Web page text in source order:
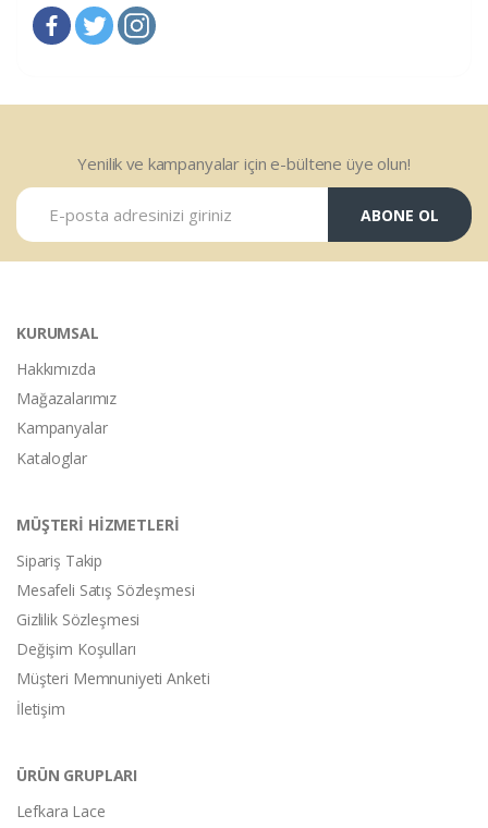
Yenilik ve kampanyalar için e-bültene üye olun!
ABONE OL
KURUMSAL
Hakkımızda
Mağazalarımız
Kampanyalar
Kataloglar
MÜŞTERİ HİZMETLERİ
Sipariş Takip
Mesafeli Satış Sözleşmesi
Gizlilik Sözleşmesi
Değişim Koşulları
Müşteri Memnuniyeti Anketi
İletişim
ÜRÜN GRUPLARI
Lefkara Lace